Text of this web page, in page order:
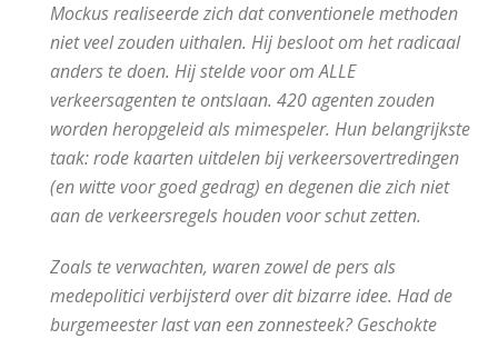
Mockus realiseerde zich dat conventionele methoden
niet veel zouden uithalen. Hij besloot om het radicaal
anders te doen. Hij stelde voor om ALLE
verkeersagenten te ontslaan. 420 agenten zouden
worden heropgeleid als mimespeler. Hun belangrijkste
taak: rode kaarten uitdelen bij verkeersovertredingen
(en witte voor goed gedrag) en degenen die zich niet
aan de verkeersregels houden voor schut zetten.
Zoals te verwachten, waren zowel de pers als
medepolitici verbijsterd over dit bizarre idee. Had de
burgemeester last van een zonnesteek? Geschokte